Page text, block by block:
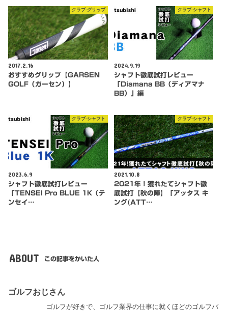
クラブ-グリップ
2017.2.16
おすすめグリップ【GARSEN
GOLF（ガーセン）】
クラブ-シャフト
2024.9.19
シャフト徹底試打レビュー
「Diamana BB（ディアマナ
BB）」編
クラブ-シャフト
2023.6.9
シャフト徹底試打レビュー
「TENSEI Pro BLUE 1K（テ
ンセイ…
クラブ-シャフト
2021.10.8
2021年！獲れたてシャフト徹
底試打【秋の陣】「アッタス キ
ング(ATT…
ABOUT この記事をかいた人
ゴルフおじさん
ゴルフが好きで、ゴルフ業界の仕事に就くほどのゴルフバ